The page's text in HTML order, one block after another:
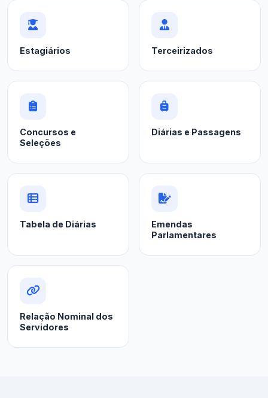
Estagiários Terceirizados
Concursos e
Seleções
Diárias e Passagens
Tabela de Diárias
Emendas
Parlamentares
Relação Nominal dos
Servidores